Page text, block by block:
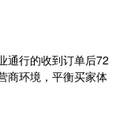
通行的收到订单后72
商环境，平衡买家体